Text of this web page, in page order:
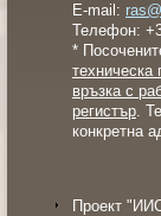
E-mail:
Телефон:
*
връзка с
регистър.
конкретна
Проект